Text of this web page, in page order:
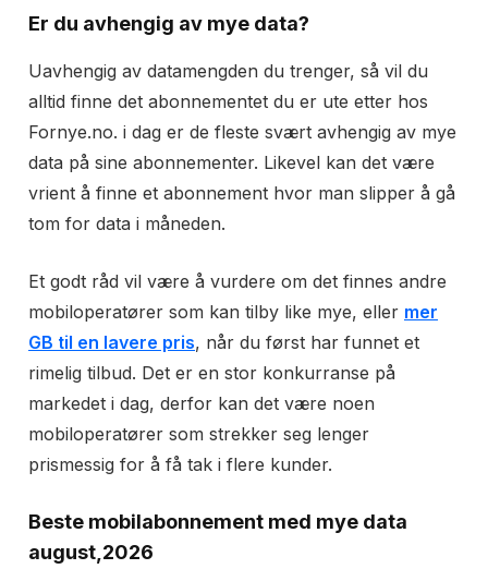
Bindingstid
Mobildata 30 GB
Din månedspris: 399 kr/mnd
andre mobilabonnement med 30 GB rangert på pris.
Les mer om Ice 30 GB
Er du avhengig av mye data?
Uavhengig av datamengden du trenger, så vil du
alltid finne det abonnementet du er ute etter hos
Fornye.no. i dag er de fleste svært avhengig av mye
data på sine abonnementer. Likevel kan det være
vrient å finne et abonnement hvor man slipper å gå
tom for data i måneden.
Et godt råd vil være å vurdere om det finnes andre
mobiloperatører som kan tilby like mye, eller mer
GB til en lavere pris, når du først har funnet et
rimelig tilbud. Det er en stor konkurranse på
markedet i dag, derfor kan det være noen
mobiloperatører som strekker seg lenger
prismessig for å få tak i flere kunder.
Beste mobilabonnement med mye data
august,2026